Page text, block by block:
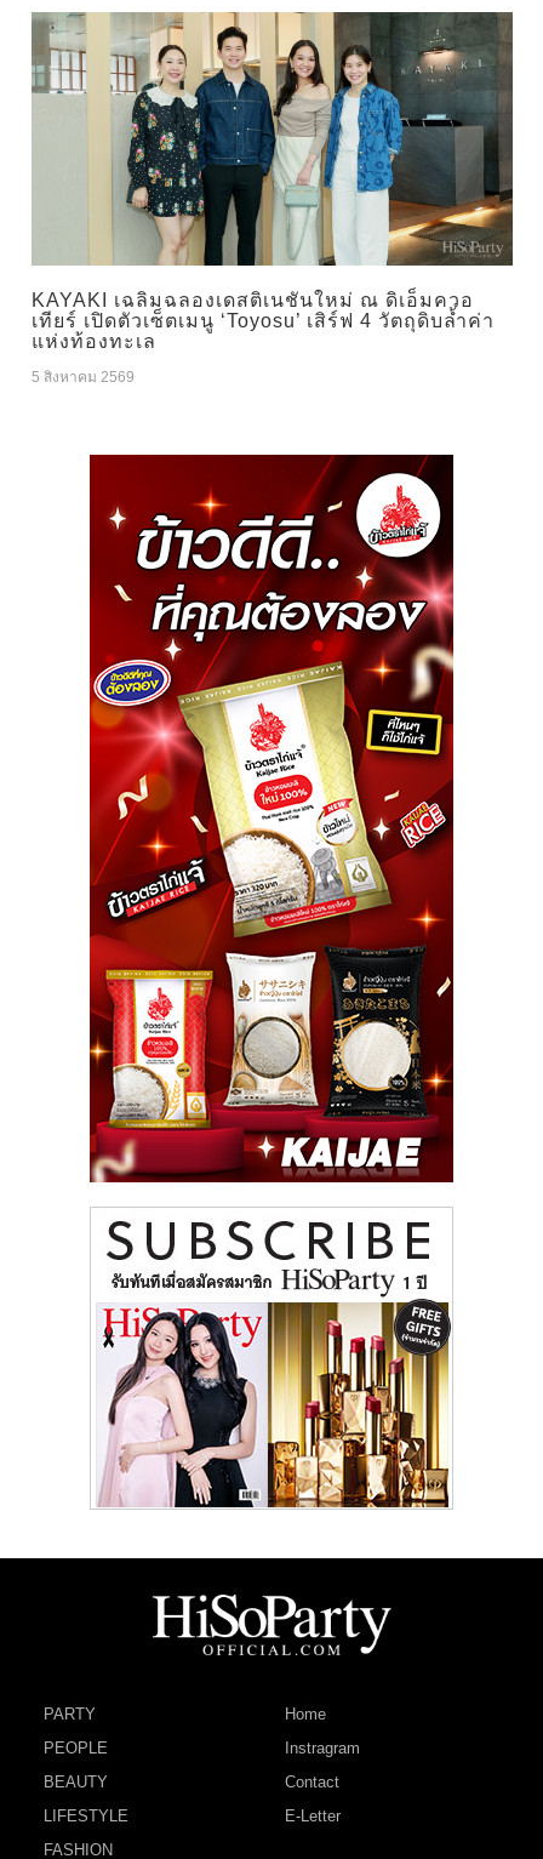
KAYAKI เฉลิมฉลองเดสติเนชันใหม่ ณ ดิเอ็มควอ
เทียร์ เปิดตัวเซ็ตเมนู ‘Toyosu’ เสิร์ฟ 4 วัตถุดิบล้ำค่า
แห่งท้องทะเล
5 สิงหาคม 2569
PARTY
PEOPLE
BEAUTY
LIFESTYLE
FASHION
Home
Instragram
Contact
E-Letter